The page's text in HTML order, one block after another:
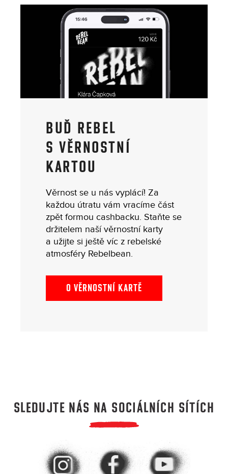
BUĎ REBEL
S VĚRNOSTNÍ
KARTOU
Věrnost se u nás vyplácí! Za
každou útratu vám vracíme část
zpět formou cashbacku. Staňte se
držitelem naší věrnostní karty
a užijte si ještě víc z rebelské
atmosféry Rebelbean.
O VĚRNOSTNÍ KARTĚ
SLEDUJTE NÁS NA SOCIÁLNÍCH SÍTÍCH